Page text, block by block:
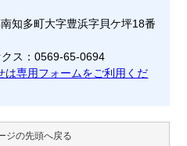
知多町大字豊浜字貝ケ坪18番
ス：0569-65-0694
は専用フォームをご利用くだ
ジの先頭へ戻る